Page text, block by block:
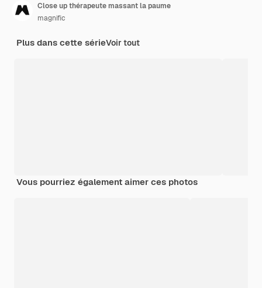
Close up thérapeute massant la paume
magnific
Plus dans cette sérieVoir tout
Vous pourriez également aimer ces photos